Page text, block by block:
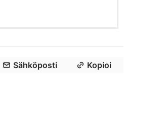
Sähköposti Kopioi